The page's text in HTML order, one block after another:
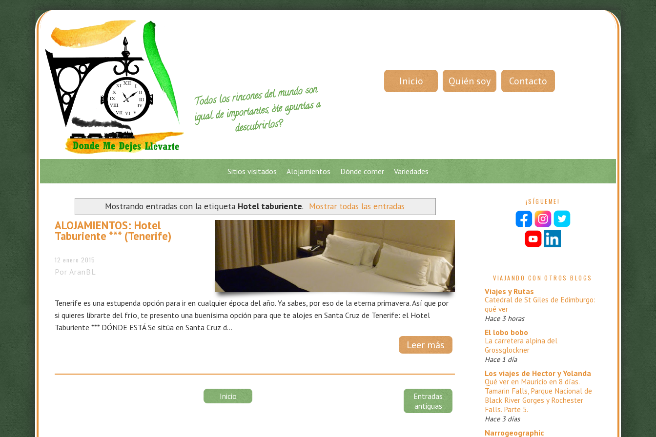
Todos los rincones del mundo son
igual de importantes, ¿te apuntas a
descubrirlos?
Inicio Quién soy Contacto
Sitios visitados Alojamientos Dónde comer Variedades
Mostrando entradas con la etiqueta Hotel taburiente. Mostrar todas las entradas
ALOJAMIENTOS: Hotel
Taburiente *** (Tenerife)
2
12 enero 2015
Por AranBL
Tenerife es una estupenda opción para ir en cualquier época del año. Ya sabes, por eso de la eterna primavera. Así que por
si quieres librarte del frío, te presento una buenísima opción para que te alojes en Santa Cruz de Tenerife: el Hotel
Taburiente *** DÓNDE ESTÁ Se sitúa en Santa Cruz d...
Leer más
Entradas
antiguas
Inicio
¡SÍGUEME!
VIAJANDO CON OTROS BLOGS
Viajes y Rutas
Catedral de St Giles de Edimburgo:
qué ver
Hace 3 horas
El lobo bobo
La carretera alpina del
Grossglockner
Hace 1 día
Los viajes de Hector y Yolanda
Qué ver en Mauricio en 8 días.
Tamarin Falls, Parque Nacional de
Black River Gorges y Rochester
Falls. Parte 5.
Hace 3 días
Narrogeographic